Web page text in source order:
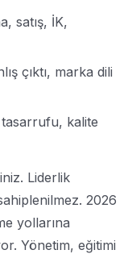
satış, İK,
çıktı, marka dili
kalite
Liderlik
2026
yollarına
Yönetim, eğitimi